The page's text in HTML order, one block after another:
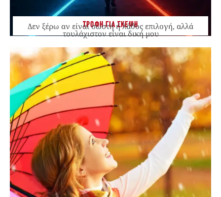
ΤΡΟΦΗ ΓΙΑ ΣΚΕΨΗ
Δεν ξέρω αν είναι σωστή ή λάθος επιλογή, αλλά
τουλάχιστον είναι δική μου